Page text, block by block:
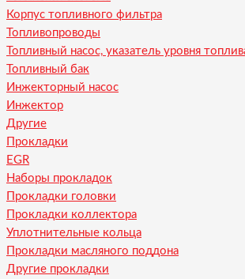
Корпус топливного фильтра
Топливопроводы
Топливный насос, указатель уровня
Топливный бак
Инжекторный насос
Инжектор
Другие
Прокладки
EGR
Наборы прокладок
Прокладки головки
Прокладки коллектора
Уплотнительные кольца
Прокладки масляного поддона
Другие прокладки